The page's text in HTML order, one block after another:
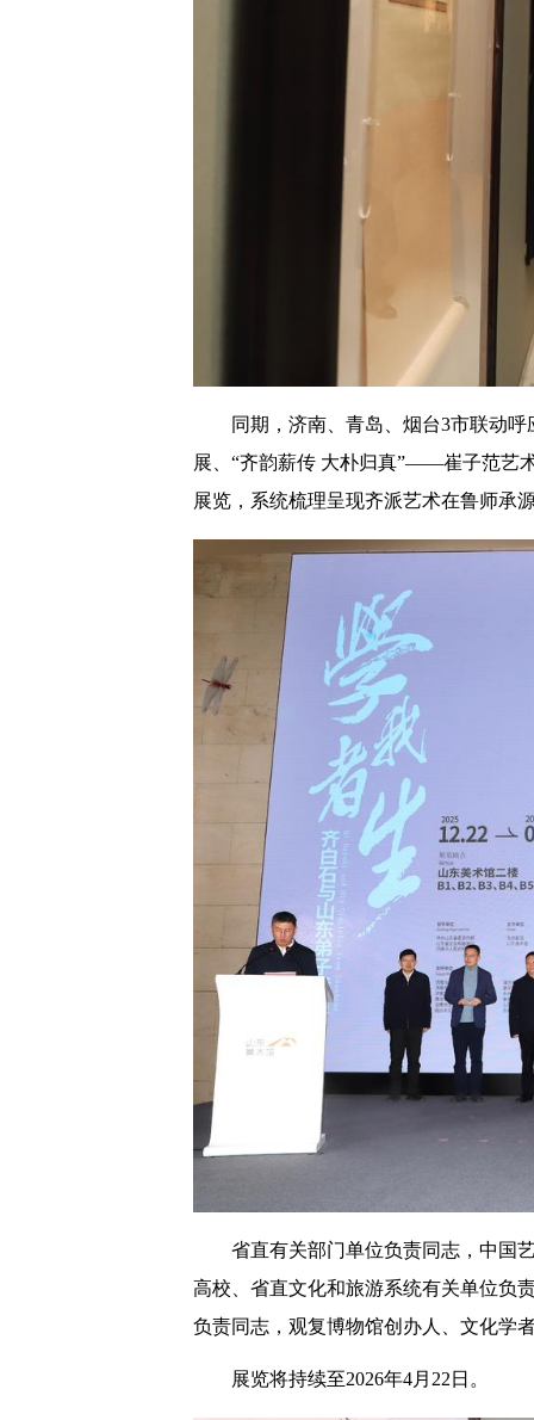
同期，济南、青岛、烟台3市联动
展、“齐韵薪传 大朴归真”——崔子范艺
展览，系统梳理呈现齐派艺术在鲁师承
省直有关部门单位负责同志，中国
高校、省直文化和旅游系统有关单位负
负责同志，观复博物馆创办人、文化学
展览将持续至2026年4月22日。